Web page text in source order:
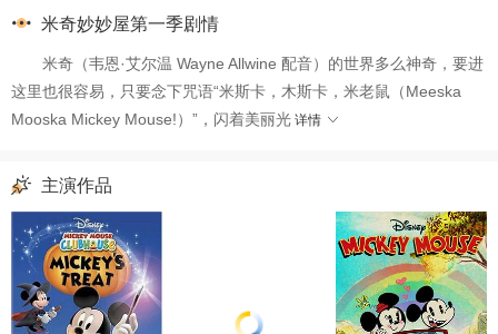
米奇妙妙屋第一季剧情
米奇（韦恩·艾尔温 Wayne Allwine 配音）的世界多么神奇，要进
这里也很容易，只要念下咒语“米斯卡，木斯卡，米老鼠（Meeska
Mooska Mickey Mouse!）”，闪着美丽光 详情
主演作品